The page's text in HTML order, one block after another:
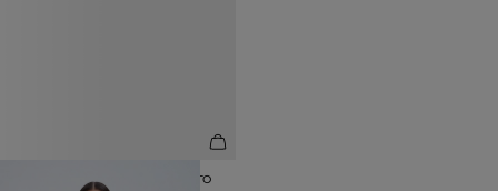
ФУТБОЛКА ИЗ ХЛОПКА ПРЯМОГО